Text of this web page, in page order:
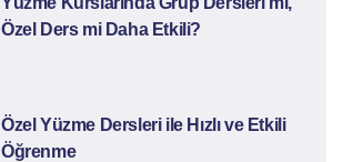
Özel Ders mi Daha Etkili?
Özel Yüzme Dersleri ile Hızlı ve Etkili
Öğrenme